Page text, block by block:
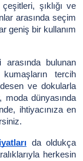
şıklığı ve
arasında seçim
geniş bir kullanım
arasında bulunan
tercih
ve dokularla
moda dünyasında
ihtiyacınıza en
da oldukça
herkesin